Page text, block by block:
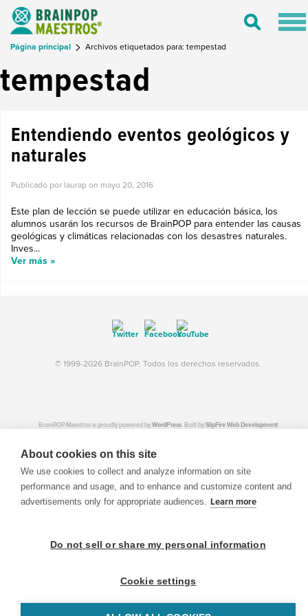
Toggle
Página principal Archivos etiquetados para: tempestad
tempestad
Entendiendo eventos geológicos y
naturales
Publicado por laurap on mayo 20, 2016
Este plan de lección se puede utilizar en educación básica, los
alumnos usarán los recursos de BrainPOP para entender las causas
geológicas y climáticas relacionadas con los desastres naturales.
Inves...
Ver más »
© 1999-2026 BrainPOP. Todos los derechos reservados.
BrainPOP Maestros is proudly powered byWordPress. Built bySlipFire Web Development
About cookies on this site
We use cookies to collect and analyze information on site
performance and usage, and to enhance and customize content and
advertisements only for appropriate audiences. Learn more
Do not sell or share my personal information
Cookie settings